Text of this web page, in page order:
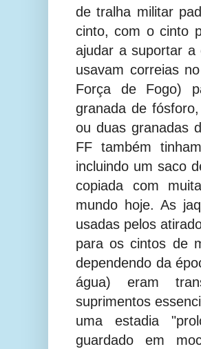
de tralha militar
cinto, com o cinto
ajudar a suportar a
usavam correias
Força de Fogo)
granada de
ou duas granadas
FF também
incluindo um saco
copiada com
mundo hoje. As
usadas pelos
para os cintos de
dependendo da
água) eram
suprimentos
uma estadia
guardado em